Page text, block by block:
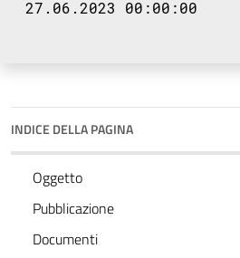
27.06.2023 00:00:00
INDICE DELLA PAGINA
Oggetto
Pubblicazione
Documenti